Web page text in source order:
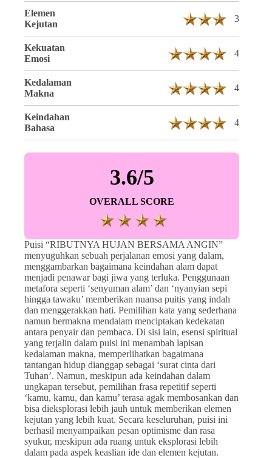
Elemen
Kejutan
3
Kekuatan
Emosi
4
Kedalaman
Makna
4
Keindahan
Bahasa
4
3.6/5
OVERALL SCORE
Puisi “RIBUTNYA HUJAN BERSAMA ANGIN”
menyuguhkan sebuah perjalanan emosi yang dalam,
menggambarkan bagaimana keindahan alam dapat
menjadi penawar bagi jiwa yang terluka. Penggunaan
metafora seperti ‘senyuman alam’ dan ‘nyanyian sepi
hingga tawaku’ memberikan nuansa puitis yang indah
dan menggerakkan hati. Pemilihan kata yang sederhana
namun bermakna mendalam menciptakan kedekatan
antara penyair dan pembaca. Di sisi lain, esensi spiritual
yang terjalin dalam puisi ini menambah lapisan
kedalaman makna, memperlihatkan bagaimana
tantangan hidup dianggap sebagai ‘surat cinta dari
Tuhan’. Namun, meskipun ada keindahan dalam
ungkapan tersebut, pemilihan frasa repetitif seperti
‘kamu, kamu, dan kamu’ terasa agak membosankan dan
bisa dieksplorasi lebih jauh untuk memberikan elemen
kejutan yang lebih kuat. Secara keseluruhan, puisi ini
berhasil menyampaikan pesan optimisme dan rasa
syukur, meskipun ada ruang untuk eksplorasi lebih
dalam pada aspek keaslian ide dan elemen kejutan.